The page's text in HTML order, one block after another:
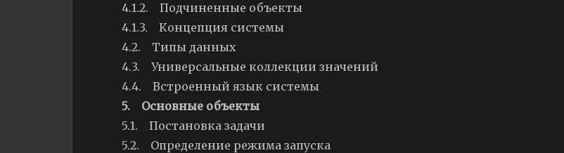
4.1.2. Подчиненные объекты
4.1.3. Концепция системы
4.2. Типы данных
4.3. Универсальные коллекции значений
4.4. Встроенный язык системы
5. Основные объекты
5.1. Постановка задачи
5.2. Определение режима запуска